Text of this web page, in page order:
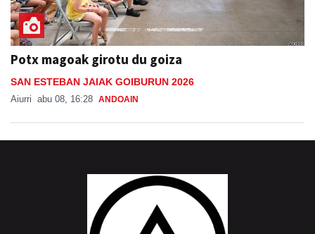
Potx magoak girotu du goiza
SAN ESTEBAN JAIAK GOIBURUN 2026
Aiurri abu 08, 16:28 ANDOAIN